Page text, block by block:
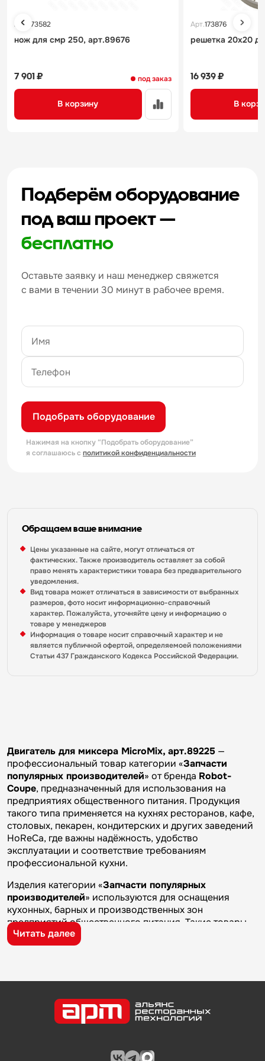
Арт. 173582
нож для смр 250, арт.89676
под заказ
7 901 ₽
В корзину
Арт.173876
решетка 20х20
16 939 ₽
В
Подберём оборудование
под ваш проект —
бесплатно
Оставьте заявку и наш менеджер свяжется
с вами в течении 30 минут в рабочее время.
Подобрать оборудование
Нажимая на кнопку “Подобрать оборудование”
я соглашаюсь с политикой конфиденциальности
Обращаем ваше внимание
Цены указанные на сайте, могут отличаться от
фактических. Также производитель оставляет за собой
право менять характеристики товара без предварительного
уведомления.
Вид товара может отличаться в зависимости от выбранных
размеров, фото носит информационно-справочный
характер. Пожалуйста, уточняйте цену и информацию о
товаре у менеджеров
Информация о товаре носит справочный характер и не
является публичной офертой, определяемоей положениями
Статьи 437 Гражданского Кодекса Российской Федерации.
Двигатель для миксера MicroMix, арт.89225 —
профессиональный товар категории «Запчасти
популярных производителей» от бренда Robot-
Coupe, предназначенный для использования на
предприятиях общественного питания. Продукция
такого типа применяется на кухнях ресторанов, кафе,
столовых, пекарен, кондитерских и других заведений
HoReCa, где важны надёжность, удобство
эксплуатации и соответствие требованиям
профессиональной кухни.
Изделия категории «Запчасти популярных
производителей» используются для оснащения
кухонных, барных и производственных зон
предприятий общественного питания. Такие товары
применяются на профессиональных кухнях
ресторанов и кафе, в столовых, пекарнях,
инвентарь для ежедневной работы.
Robot-Coupeизвестен на рынке
профессионального оборудования и кухонного
производителя используется на предприятиях
Читать далее